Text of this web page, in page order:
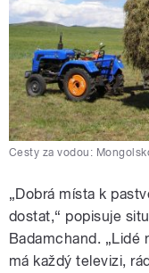
Cesty za vodou:
„Dobrá místa k
dostat,“ popisuje
Badamchand. „Lidé
má každý televizi,